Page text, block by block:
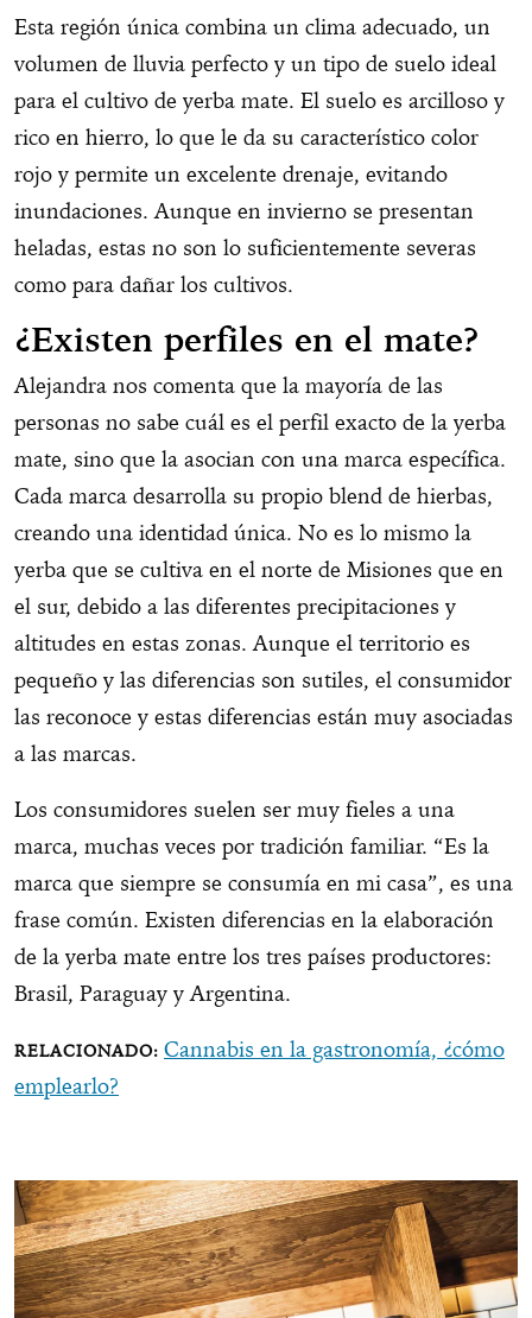
Esta región única combina un clima adecuado, un
volumen de lluvia perfecto y un tipo de suelo ideal
para el cultivo de yerba mate. El suelo es arcilloso y
rico en hierro, lo que le da su característico color
rojo y permite un excelente drenaje, evitando
inundaciones. Aunque en invierno se presentan
heladas, estas no son lo suficientemente severas
como para dañar los cultivos.
¿Existen perfiles en el mate?
Alejandra nos comenta que la mayoría de las
personas no sabe cuál es el perfil exacto de la yerba
mate, sino que la asocian con una marca específica.
Cada marca desarrolla su propio blend de hierbas,
creando una identidad única. No es lo mismo la
yerba que se cultiva en el norte de Misiones que en
el sur, debido a las diferentes precipitaciones y
altitudes en estas zonas. Aunque el territorio es
pequeño y las diferencias son sutiles, el consumidor
las reconoce y estas diferencias están muy asociadas
a las marcas.
Los consumidores suelen ser muy fieles a una
marca, muchas veces por tradición familiar. “Es la
marca que siempre se consumía en mi casa”, es una
frase común. Existen diferencias en la elaboración
de la yerba mate entre los tres países productores:
Brasil, Paraguay y Argentina.
Cannabis en la gastronomía, ¿cómo
emplearlo?